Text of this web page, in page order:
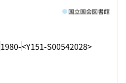
1980-<Y151-S00542028>
国立国会図書館